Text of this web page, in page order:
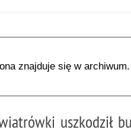
znajduje się w archiwum.
uszkodził